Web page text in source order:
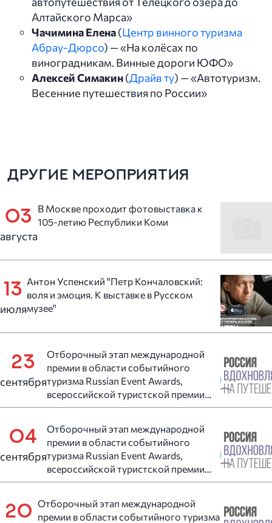
Алтайского Марса»
Чачимина Елена(Центр винного туризма
Абрау-Дюрсо) — «На колёсах по
виноградникам. Винные дороги ЮФО»
Алексей Симакин(Драйв ту) — «Автотуризм.
Весенние путешествия по России»
ДРУГИЕ МЕРОПРИЯТИЯ
03
августа
В Москве проходит фотовыставка к
105-летию Республики Коми
13
июля
Антон Успенский "Петр Кончаловский:
воля и эмоция. К выставке в Русском
музее"
23
сентября
Отборочный этап международной
премии в области событийного
туризма Russian Event Awards,
всероссийской туристской премии
«Маршрут года» и всероссийском
04
сентября
Отборочный этап международной
премии в области событийного
туризма Russian Event Awards,
всероссийской туристской премии
«Маршрут года» и всероссийском
20 Отборочный этап международной
премии в области событийного туризма